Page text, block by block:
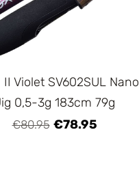
II Violet SV602SUL Nano
0,5-3g 183cm 79g
€80.95 €78.95